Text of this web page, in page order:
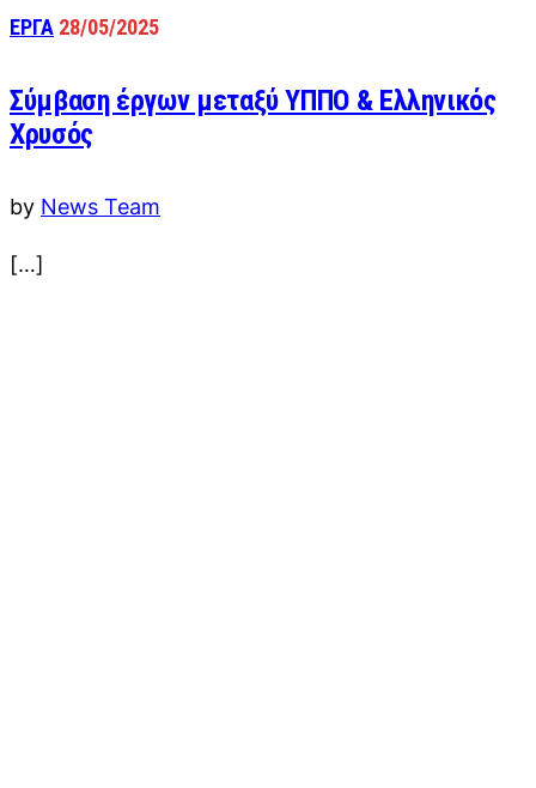
ΕΡΓΑ 28/05/2025
Σύμβαση έργων μεταξύ ΥΠΠΟ & Ελληνικός
Χρυσός
by News Team
[…]